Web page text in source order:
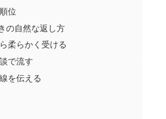
位
の自然な返し方
柔らかく受ける
で流す
を伝える